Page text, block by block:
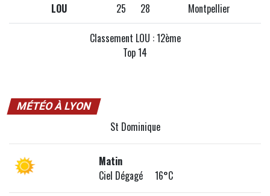
LOU 25 28 Montpellier
Classement LOU : 12ème
Top 14
MÉTÉO À LYON
St Dominique
Matin
Ciel Dégagé 16°C